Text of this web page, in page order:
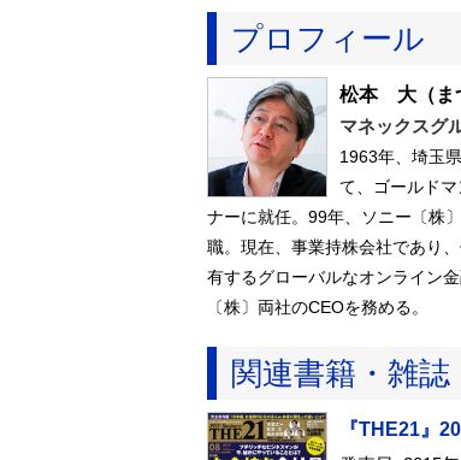
プロフィール
松本 大 （
マネックスグ
1963年、埼玉
て、ゴールド
ナーに就任。99年、ソニー〔株
職。現在、事業持株会社であり
有するグローバルなオンライン
〔株〕両社のCEOを務める。
関連書籍・雑誌
『THE21』